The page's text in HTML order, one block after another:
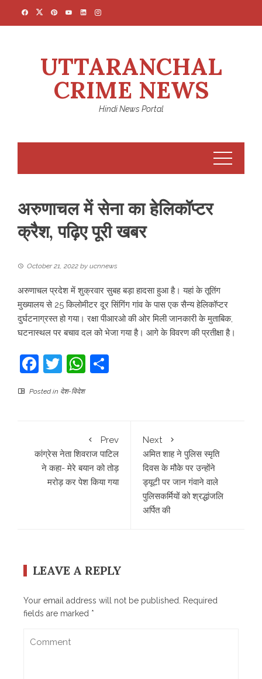
UTTARANCHAL
CRIME NEWS
Hindi News Portal
अरुणाचल में सेना का हेलिकॉप्टर
क्रैश, पढ़िए पूरी खबर
October 21, 2022 by ucnnews
अरुणाचल प्रदेश में शुक्रवार सुबह बड़ा हादसा हुआ है। यहां के तूतिंग
मुख्यालय से 25 किलोमीटर दूर सिंगिंग गांव के पास एक सैन्य हेलिकॉप्टर
दुर्घटनाग्रस्त हो गया। रक्षा पीआरओ की ओर मिली जानकारी के मुताबिक,
घटनास्थल पर बचाव दल को भेजा गया है। आगे के विवरण की प्रतीक्षा है।
Facebook
TwitterWhatsApp
Posted in देश-विदेश
Prev
कांग्रेस नेता शिवराज पाटिल
ने कहा- मेरे बयान को तोड़
मरोड़ कर पेश किया गया
Next
अमित शाह ने पुलिस स्मृति
दिवस के मौके पर उन्होंने
ड्यूटी पर जान गंवाने वाले
पुलिसकर्मियों को श्रद्धांजलि
अर्पित की
LEAVE A REPLY
Your email address will not be published.
Required
fields are marked *